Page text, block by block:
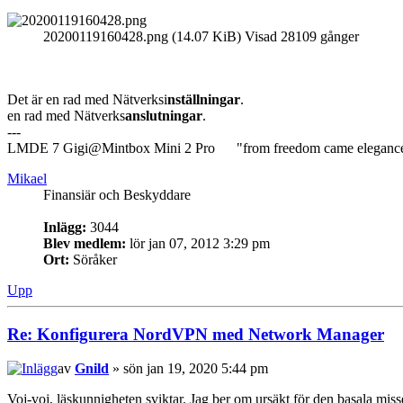
20200119160428.png (14.07 KiB) Visad 28109 gånger
Det är en rad med Nätverksinställningar.
en rad med Nätverksanslutningar.
---
LMDE 7 Gigi@Mintbox Mini 2 Pro "from freedom came
Mikael
Finansiär och Beskyddare
Inlägg: 3044
Blev medlem: lör jan 07, 2012 3:29 pm
Ort: Söråker
Upp
Re: Konfigurera NordVPN med Network Manager
av Gnild » sön jan 19, 2020 5:44 pm
Voj-voj, läskunnigheten sviktar. Jag ber om ursäkt för den basala